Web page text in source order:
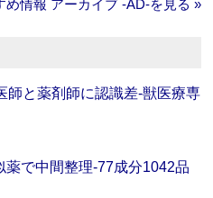
め情報 アーカイブ ‐AD‐を見る »
師と薬剤師に認識差‐獣医療専
薬で中間整理‐77成分1042品